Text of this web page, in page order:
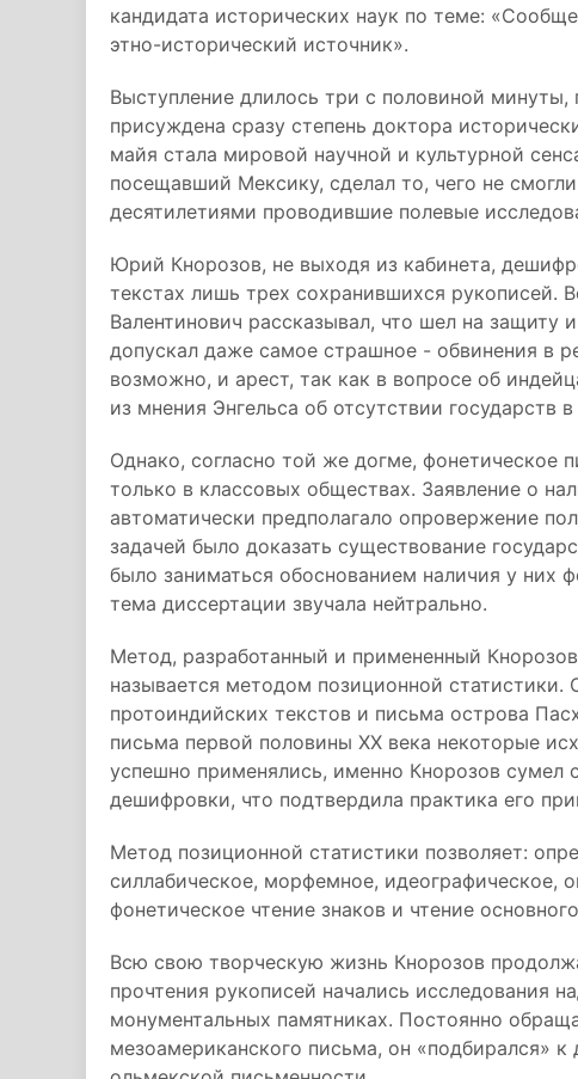
кандидата исторических наук по теме:
этно-исторический источник».
Выступление длилось три с половиной
присуждена сразу степень доктора
майя стала мировой научной и культурной
посещавший Мексику, сделал то, чего не
десятилетиями проводившие полевые
Юрий Кнорозов, не выходя из кабинета,
текстах лишь трех сохранившихся рукописей.
Валентинович рассказывал, что шел на защиту
допускал даже самое страшное - обвинения в
возможно, и арест, так как в вопросе об
из мнения Энгельса об отсутствии государств
Однако, согласно той же догме, фонетическое
только в классовых обществах. Заявление о
автоматически предполагало опровержение
задачей было доказать существование
было заниматься обоснованием наличия у них
тема диссертации звучала нейтрально.
Метод, разработанный и примененный
называется методом позиционной
протоиндийских текстов и письма острова
письма первой половины ХХ века некоторые
успешно применялись, именно Кнорозов сумел
дешифровки, что подтвердила практика его
Метод позиционной статистики позволяет:
силлабическое, морфемное, идеографическое,
фонетическое чтение знаков и чтение
Всю свою творческую жизнь Кнорозов
прочтения рукописей начались исследования
монументальных памятниках. Постоянно
мезоамериканского письма, он «подбирался»